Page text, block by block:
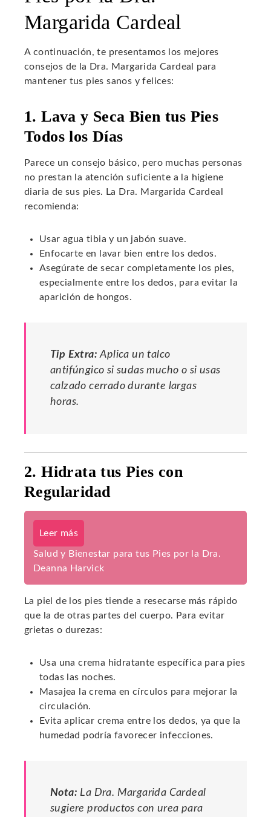
Margarida Cardeal
A continuación, te presentamos los mejores
consejos de la Dra. Margarida Cardeal para
mantener tus pies sanos y felices:
1. Lava y Seca Bien tus Pies
Todos los Días
Parece un consejo básico, pero muchas personas
no prestan la atención suficiente a la higiene
diaria de sus pies. La Dra. Margarida Cardeal
recomienda:
Usar agua tibia y un jabón suave.
Enfocarte en lavar bien entre los dedos.
Asegúrate de secar completamente los pies,
especialmente entre los dedos, para evitar la
aparición de hongos.
Tip Extra: Aplica un talco
antifúngico si sudas mucho o si usas
calzado cerrado durante largas
horas.
2. Hidrata tus Pies con
Regularidad
Leer más
Salud y Bienestar para tus Pies por la Dra.
Deanna Harvick
La piel de los pies tiende a resecarse más rápido
que la de otras partes del cuerpo. Para evitar
grietas o durezas:
Usa una crema hidratante específica para pies
todas las noches.
Masajea la crema en círculos para mejorar la
circulación.
Evita aplicar crema entre los dedos, ya que la
humedad podría favorecer infecciones.
Nota: La Dra. Margarida Cardeal
sugiere productos con urea para